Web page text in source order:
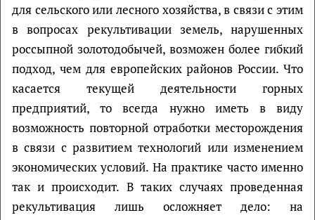
для сельского или лесного хозяйства, в связи с этим
в вопросах рекультивации земель, нарушенных
россыпной золотодобычей, возможен более гибкий
подход, чем для европейских районов России. Что
касается текущей деятельности горных
предприятий, то всегда нужно иметь в виду
возможность повторной отработки месторождения
в связи с развитием технологий или изменением
экономических условий. На практике часто именно
так и происходит. В таких случаях проведенная
рекультивация лишь осложняет дело: на